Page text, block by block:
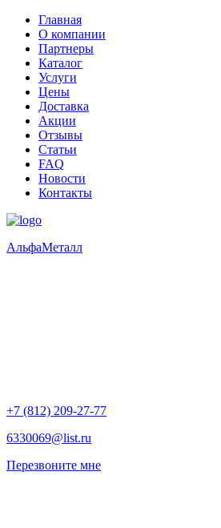
Главная
О компании
Партнеры
Каталог
Услуги
Цены
Доставка
Акции
Отзывы
Статьи
FAQ
Новости
Контакты
АльфаМеталл
+7 (812) 209-27-77
6330069@list.ru
Перезвоните мне